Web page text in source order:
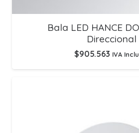
Bala LED HANCE
Direccional
$905.563 IVA